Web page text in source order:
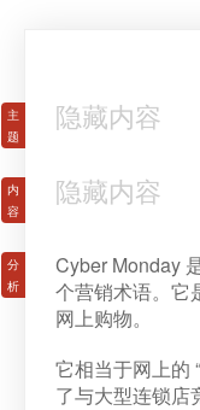
隐藏内容
隐藏内容
Cyber Monday
个营销术语。它
网上购物。
它相当于网上的
了与大型连锁店